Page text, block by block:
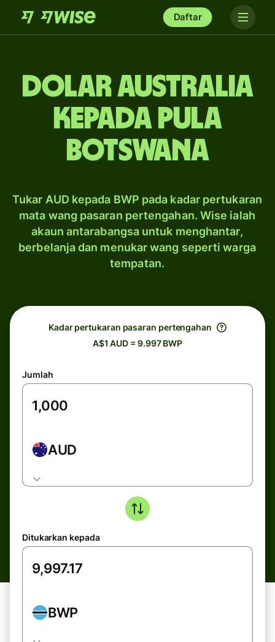
Daftar
dolar Australia
kepada pula
Botswana
Tukar AUD kepada BWP pada kadar pertukaran
mata wang pasaran pertengahan. Wise ialah
akaun antarabangsa untuk menghantar,
berbelanja dan menukar wang seperti warga
tempatan.
Kadar pertukaran pasaran pertengahan
A$1 AUD = 9.997 BWP
Jumlah
AUD
Ditukarkan kepada
BWP